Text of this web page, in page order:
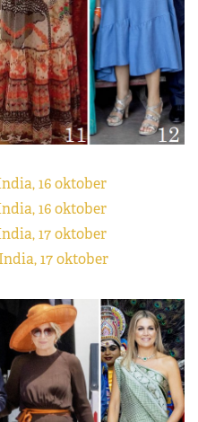
16 oktober
16 oktober
17 oktober
17 oktober